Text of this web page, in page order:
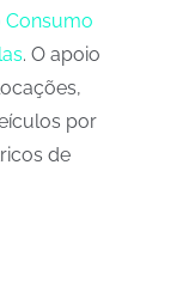
Consumo
. O apoio
por
de